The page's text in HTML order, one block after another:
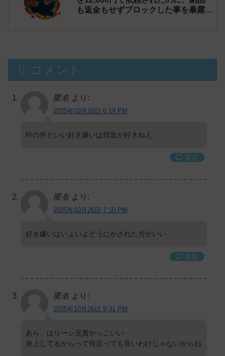
も返金もせずブロックした事を暴露さ
に返金
コメント
匿名 より:
2025年10月26日 6:19 PM
叶の件といい好き嫌いは捏造が好きねえ
返信
匿名 より:
2025年10月26日 7:10 PM
好き嫌いはいよいよどうにかされた方がいい
返信
匿名 より:
2025年10月26日 9:31 PM
あら、はりーシ兄貴かっこいい
炎上してるからって何言っても良いわけじゃないからね